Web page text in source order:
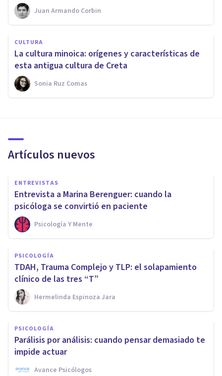
Juan Armando Corbin
CULTURA
La cultura minoica: orígenes y características de
esta antigua cultura de Creta
Sonia Ruz Comas
Artículos nuevos
ENTREVISTAS
Entrevista a Marina Berenguer: cuando la
psicóloga se convirtió en paciente
Psicología Y Mente
PSICOLOGÍA
TDAH, Trauma Complejo y TLP: el solapamiento
clínico de las tres “T”
Hermelinda Espinoza Jara
PSICOLOGÍA
Parálisis por análisis: cuando pensar demasiado te
impide actuar
Avance Psicólogos